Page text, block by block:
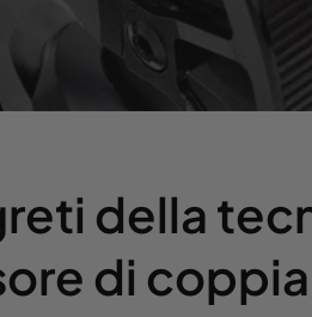
della
di coppia